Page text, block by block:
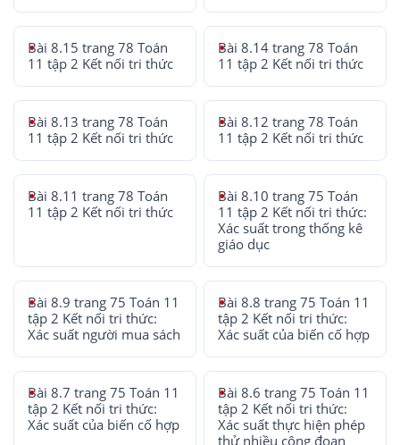
Bài 8.15 trang 78 Toán
11 tập 2 Kết nối tri thức
Bài 8.14 trang 78 Toán
11 tập 2 Kết nối tri thức
Bài 8.13 trang 78 Toán
11 tập 2 Kết nối tri thức
Bài 8.12 trang 78 Toán
11 tập 2 Kết nối tri thức
Bài 8.11 trang 78 Toán
11 tập 2 Kết nối tri thức
Bài 8.10 trang 75 Toán
11 tập 2 Kết nối tri thức:
Xác suất trong thống kê
giáo dục
Bài 8.9 trang 75 Toán 11
tập 2 Kết nối tri thức:
Xác suất người mua sách
Bài 8.8 trang 75 Toán 11
tập 2 Kết nối tri thức:
Xác suất của biến cố hợp
Bài 8.7 trang 75 Toán 11
tập 2 Kết nối tri thức:
Xác suất của biến cố hợp
Bài 8.6 trang 75 Toán 11
tập 2 Kết nối tri thức:
Xác suất thực hiện phép
thử nhiều công đoạn